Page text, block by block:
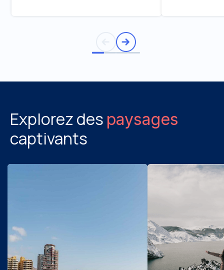
Explorez des paysages
captivants